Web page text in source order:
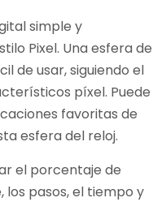
simple y
Pixel. Una esfera de
de usar, siguiendo el
píxel. Puede
favoritas de
esfera del reloj.
el porcentaje de
pasos, el tiempo y